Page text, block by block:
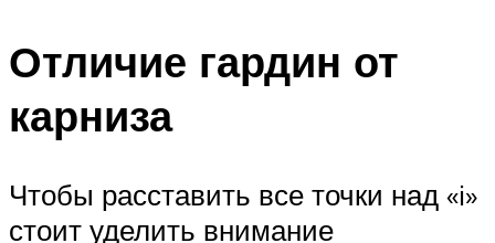
Отличие гардин от
карниза
Чтобы расставить все точки над «i»
стоит уделить внимание